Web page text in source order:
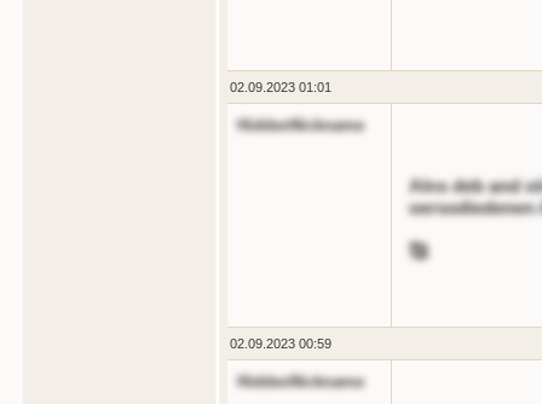
02.09.2023 01:01
HiddenNickname
Alns deb and
oersodiedenen
🥰
02.09.2023 00:59
HiddenNickname